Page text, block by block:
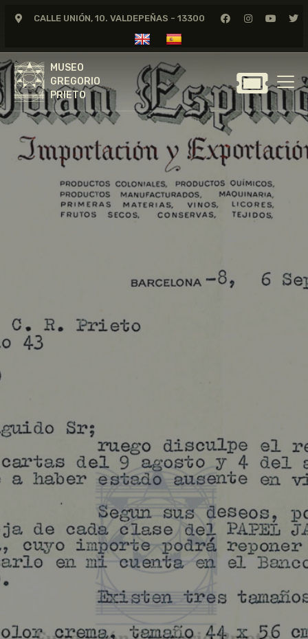
CALLE UNIÓN, 10. VALDEPEÑAS - 13300
MUSEO
GREGORIO
PRIETO
MUSEO
GREGORIO
PRIETO
GREGORIO PRIETO
ARCHIVO
CERTAMEN DE DIBUJO
FUNDACIÓN
TIENDA